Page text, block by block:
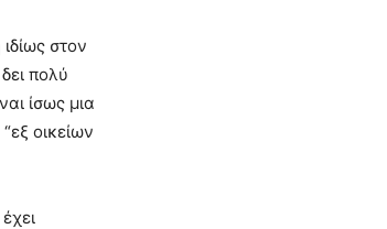
στον
πολύ
ίσως μια
οικείων